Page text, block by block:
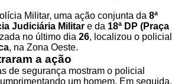
Militar, uma ação conjunta da 8ª
Judiciária Militar e da 18ª DP (Praça
no último dia 26, localizou o policial
, na Zona Oeste.
a ação
de segurança mostram o policial
um homem. Em seguida,